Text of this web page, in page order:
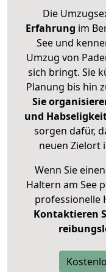
Die
Erfahrung im
See und
Umzug von
sich bringt. Sie
Planung bis hin
Sie
und
sorgen dafür,
neuen Zielort
Wenn Sie
Haltern am See
professionelle
Kontaktieren